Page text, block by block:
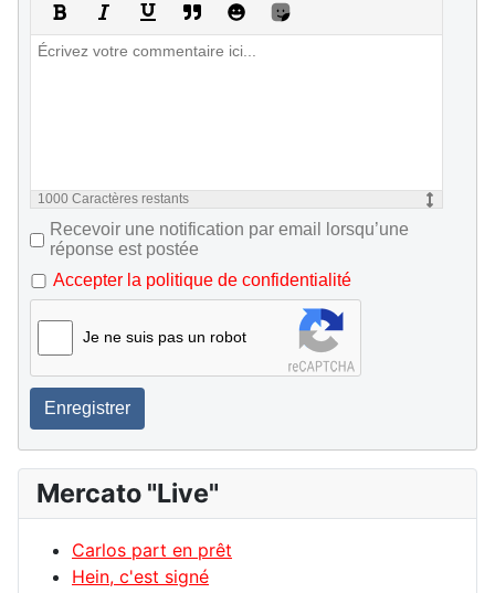
1000 Caractères restants
Recevoir une notification par email lorsqu’une
réponse est postée
Accepter la politique de confidentialité
Je ne suis pas un robot
Enregistrer
Mercato "Live"
Carlos part en prêt
Hein, c'est signé